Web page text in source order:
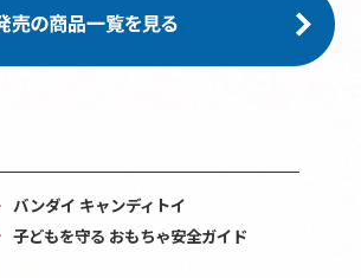
バンダイ キャンディトイ
子どもを守る おもちゃ安全ガイド